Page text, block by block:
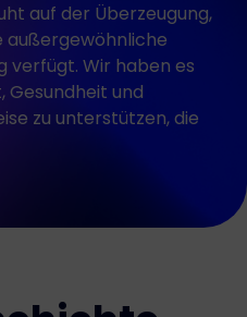
auf der Überzeugung,
außergewöhnliche
verfügt. Wir haben es
Gesundheit und
zu unterstützen, die